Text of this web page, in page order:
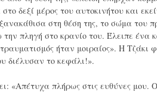
δεξί μέρος του αυτοκινήτου και
στη θέση της, το σώμα του
πληγή στο κρανίο του. Έλειπε ένα
ήταν μοιραίος». Η Τζάκι
διέλυσαν το κεφάλι!».
«Απέτυχα πλήρως στις ευθύνες μου.